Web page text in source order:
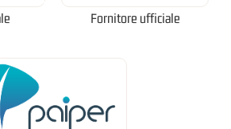
Fornitore ufficiale